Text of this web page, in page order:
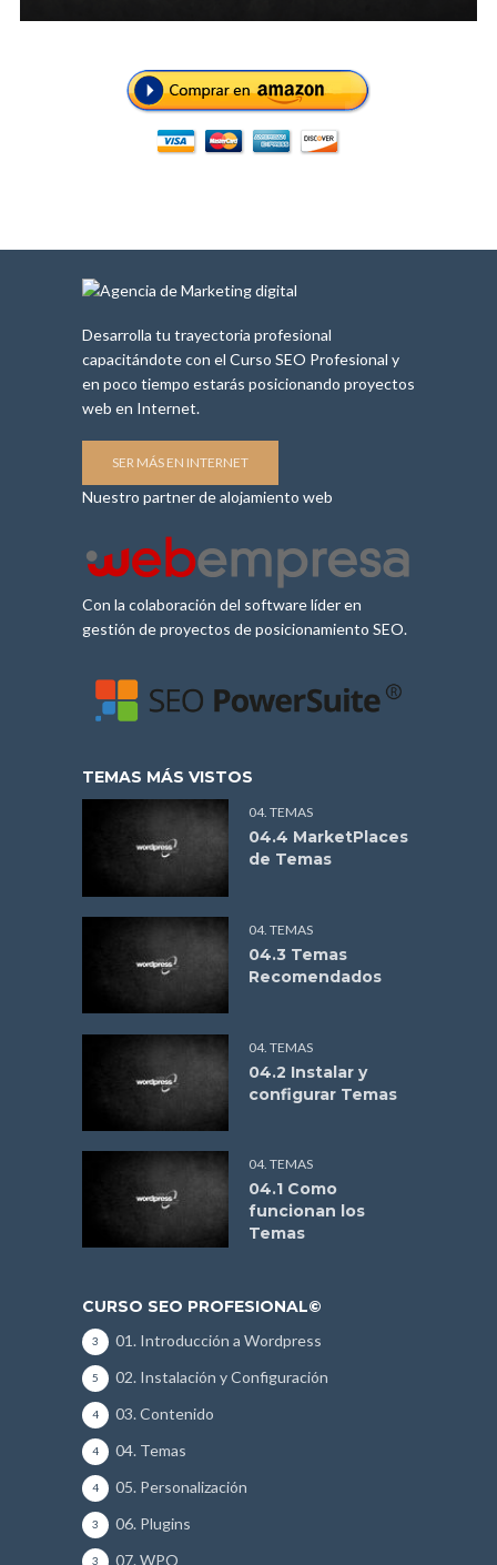
Desarrolla tu trayectoria profesional
capacitándote con el Curso SEO Profesional y
en poco tiempo estarás posicionando proyectos
web en Internet.
SER MÁS EN INTERNET
Nuestro partner de alojamiento web
Con la colaboración del software líder en
gestión de proyectos de posicionamiento SEO.
TEMAS MÁS VISTOS
04. TEMAS
04.4 MarketPlaces
de Temas
04. TEMAS
04.3 Temas
Recomendados
04. TEMAS
04.2 Instalar y
configurar Temas
04. TEMAS
04.1 Como
funcionan los
Temas
CURSO SEO PROFESIONAL©
01. Introducción a Wordpress
3
02. Instalación y Configuración
5
03. Contenido
4
04. Temas
4
05. Personalización
4
06. Plugins
3
07. WPO
3